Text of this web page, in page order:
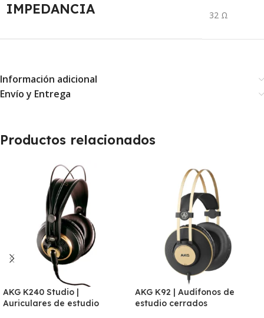
IMPEDANCIA 32 Ω
Información adicional
Envío y Entrega
Productos relacionados
AKG K240 Studio |
Auriculares de estudio
AKG K92 | Audífonos de
estudio cerrados